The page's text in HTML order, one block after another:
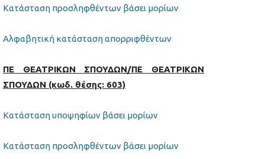
Κατάσταση προσληφθέντων βάσει μορίων
Αλφαβητική κατάσταση απορριφθέντων
ΠΕ ΘΕΑΤΡΙΚΩΝ ΣΠΟΥΔΩΝ/ΠΕ ΘΕΑΤΡΙΚΩΝ
ΣΠΟΥΔΩΝ (κωδ. θέσης: 603)
Κατάσταση υποψηφίων βάσει μορίων
Κατάσταση προσληφθέντων βάσει μορίων